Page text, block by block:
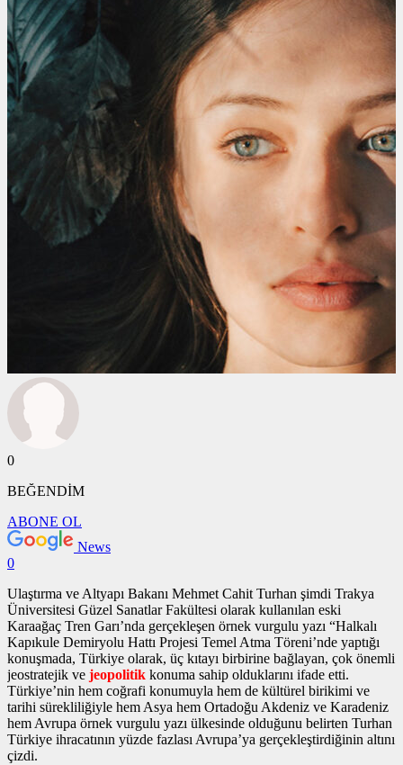
0
BEĞENDİM
ABONE OL
News
0
Ulaştırma ve Altyapı Bakanı Mehmet Cahit Turhan şimdi Trakya
Üniversitesi Güzel Sanatlar Fakültesi olarak kullanılan eski
Karaağaç Tren Garı’nda gerçekleşen örnek vurgulu yazı “Halkalı
Kapıkule Demiryolu Hattı Projesi Temel Atma Töreni’nde yaptığı
konuşmada, Türkiye olarak, üç kıtayı birbirine bağlayan, çok önemli
jeostratejik ve jeopolitik konuma sahip olduklarını ifade etti.
Türkiye’nin hem coğrafi konumuyla hem de kültürel birikimi ve
tarihi sürekliliğiyle hem Asya hem Ortadoğu Akdeniz ve Karadeniz
hem Avrupa örnek vurgulu yazı ülkesinde olduğunu belirten Turhan
Türkiye ihracatının yüzde fazlası Avrupa’ya gerçekleştirdiğinin altını
çizdi.